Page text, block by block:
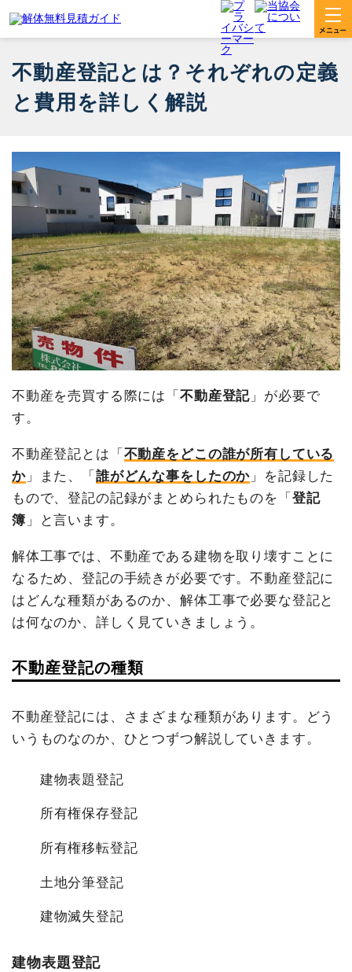
不動産登記とは？それぞれの定義
と費用を詳しく解説
不動産を売買する際には「不動産登記 」が必要で
す。
不動産登記とは「 不動産をどこの誰が所有している
か」また、「 誰がどんな事をしたのか 」を記録した
もので、登記の記録がまとめられたものを「 登記
簿 」と言います。
解体工事では、不動産である建物を取り壊すことに
なるため、登記の手続きが必要です。不動産登記に
はどんな種類があるのか、解体工事で必要な登記と
は何なのか、詳しく見ていきましょう。
不動産登記の種類
不動産登記には、さまざまな種類があります。どう
いうものなのか、ひとつずつ解説していきます。
建物表題登記
所有権保存登記
所有権移転登記
土地分筆登記
建物滅失登記
建物表題登記